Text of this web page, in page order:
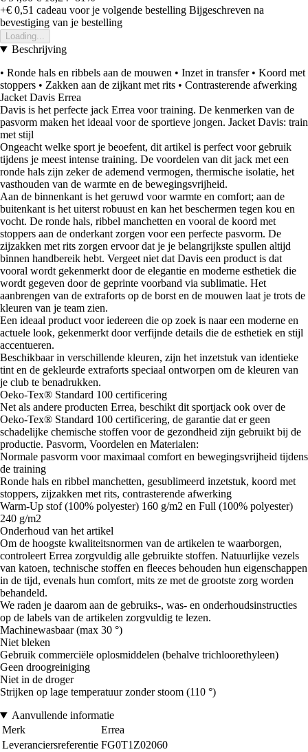
+€ 0,51 cadeau voor je volgende bestelling Bijgeschreven na
bevestiging van je bestelling
Loading...
Beschrijving
• Ronde hals en ribbels aan de mouwen • Inzet in transfer • Koord met
stoppers • Zakken aan de zijkant met rits • Contrasterende afwerking
Jacket Davis Errea
Davis is het perfecte jack Errea voor training. De kenmerken van de
pasvorm maken het ideaal voor de sportieve jongen. Jacket Davis: train
met stijl
Ongeacht welke sport je beoefent, dit artikel is perfect voor gebruik
tijdens je meest intense training. De voordelen van dit jack met een
ronde hals zijn zeker de ademend vermogen, thermische isolatie, het
vasthouden van de warmte en de bewegingsvrijheid.
Aan de binnenkant is het geruwd voor warmte en comfort; aan de
buitenkant is het uiterst robuust en kan het beschermen tegen kou en
vocht. De ronde hals, ribbel manchetten en vooral de koord met
stoppers aan de onderkant zorgen voor een perfecte pasvorm. De
zijzakken met rits zorgen ervoor dat je je belangrijkste spullen altijd
binnen handbereik hebt. Vergeet niet dat Davis een product is dat
vooral wordt gekenmerkt door de elegantie en moderne esthetiek die
wordt gegeven door de geprinte voorband via sublimatie. Het
aanbrengen van de extraforts op de borst en de mouwen laat je trots de
kleuren van je team zien.
Een ideaal product voor iedereen die op zoek is naar een moderne en
actuele look, gekenmerkt door verfijnde details die de esthetiek en stijl
accentueren.
Beschikbaar in verschillende kleuren, zijn het inzetstuk van identieke
tint en de gekleurde extraforts speciaal ontworpen om de kleuren van
je club te benadrukken.
Oeko-Tex® Standard 100 certificering
Net als andere producten Errea, beschikt dit sportjack ook over de
Oeko-Tex® Standard 100 certificering, de garantie dat er geen
schadelijke chemische stoffen voor de gezondheid zijn gebruikt bij de
productie. Pasvorm, Voordelen en Materialen:
Normale pasvorm voor maximaal comfort en bewegingsvrijheid tijdens
de training
Ronde hals en ribbel manchetten, gesublimeerd inzetstuk, koord met
stoppers, zijzakken met rits, contrasterende afwerking
Warm-Up stof (100% polyester) 160 g/m2 en Full (100% polyester)
240 g/m2
Onderhoud van het artikel
Om de hoogste kwaliteitsnormen van de artikelen te waarborgen,
controleert Errea zorgvuldig alle gebruikte stoffen. Natuurlijke vezels
van katoen, technische stoffen en fleeces behouden hun eigenschappen
in de tijd, evenals hun comfort, mits ze met de grootste zorg worden
behandeld.
We raden je daarom aan de gebruiks-, was- en onderhoudsinstructies
op de labels van de artikelen zorgvuldig te lezen.
Machinewasbaar (max 30 °)
Niet bleken
Gebruik commerciële oplosmiddelen (behalve trichloorethyleen)
Geen droogreiniging
Niet in de droger
Strijken op lage temperatuur zonder stoom (110 °)
Aanvullende informatie
Merk
Errea
Leveranciersreferentie FG0T1Z02060